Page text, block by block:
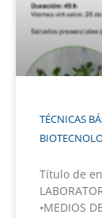
TÉCNICAS
Título de
•MEDIOS